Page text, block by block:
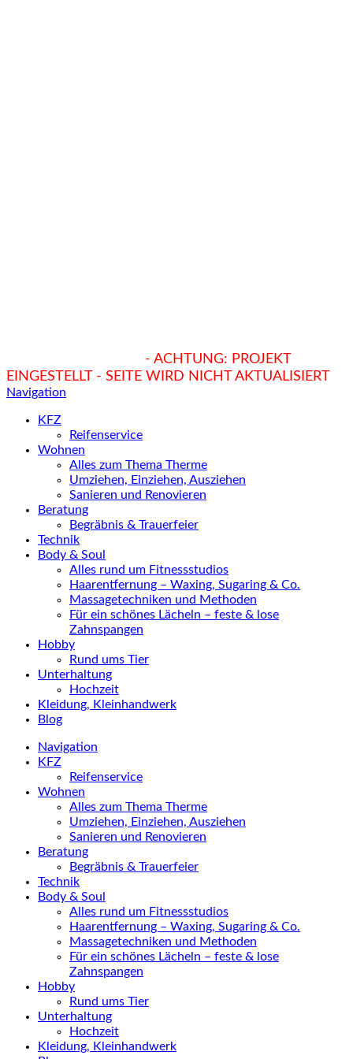
- ACHTUNG: PROJEKT
EINGESTELLT - SEITE WIRD NICHT AKTUALISIERT
Navigation
KFZ
Reifenservice
Wohnen
Alles zum Thema Therme
Umziehen, Einziehen, Ausziehen
Sanieren und Renovieren
Beratung
Begräbnis & Trauerfeier
Technik
Body & Soul
Alles rund um Fitnessstudios
Haarentfernung – Waxing, Sugaring & Co.
Massagetechniken und Methoden
Für ein schönes Lächeln – feste & lose
Zahnspangen
Hobby
Rund ums Tier
Unterhaltung
Hochzeit
Kleidung, Kleinhandwerk
Blog
Navigation
KFZ
Reifenservice
Wohnen
Alles zum Thema Therme
Umziehen, Einziehen, Ausziehen
Sanieren und Renovieren
Beratung
Begräbnis & Trauerfeier
Technik
Body & Soul
Alles rund um Fitnessstudios
Haarentfernung – Waxing, Sugaring & Co.
Massagetechniken und Methoden
Für ein schönes Lächeln – feste & lose
Zahnspangen
Hobby
Rund ums Tier
Unterhaltung
Hochzeit
Kleidung, Kleinhandwerk